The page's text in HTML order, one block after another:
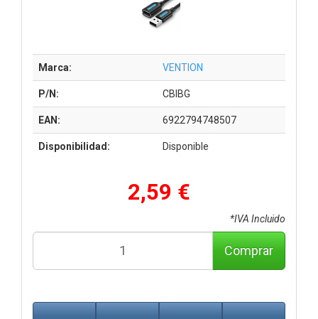
Marca: VENTION
P/N: CBIBG
EAN: 6922794748507
Disponibilidad: Disponible
2,59 €
*IVA Incluido
Comprar